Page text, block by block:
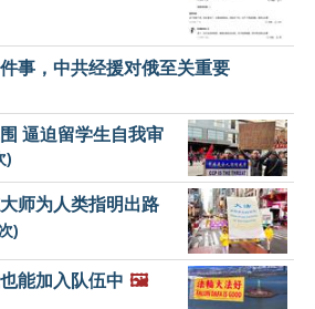
事，中共经援对俄至关重要
逼迫留学生自我审
)
师为人类指明出路
)
能加入队伍中 🖼️